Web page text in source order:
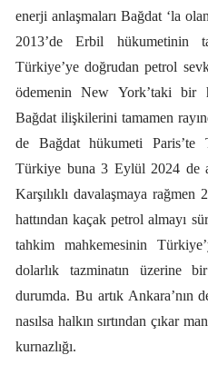
enerji anlaşmaları Bağdat ‘la
2013’de Erbil hükumetinin
Türkiye’ye doğrudan petrol
ödemenin New York’taki bir
Bağdat ilişkilerini tamamen
de Bağdat hükumeti Paris’te
Türkiye buna 3 Eylül 2024 de
Karşılıklı davalaşmaya
hattından kaçak petrol almayı
tahkim mahkemesinin
dolarlık tazminatın üzerine
durumda. Bu artık Ankara’nın
nasılsa halkın sırtından çıkar
kurnazlığı.